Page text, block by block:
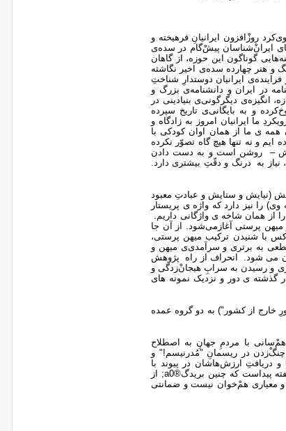
روزْافزون ایرانیانِ فرهیخته و
ایرانْ‌شناسان پیشْ‌گام در سده‌ی
گوناگون این حوزه، از گاهان
و هنر چهارده سده‌ی اخیر نگاشته
ایرانیان دوستدارِ شناختِ
در ایران و دانشنامه‌ی بزرگ و
دیگرگونی‌ی بنیادینی در
و به بایگانی‌ی تاریخ سپرده
ما ایرانیان امروز به زادگاه و
ی ما از همان اوان کودکی با
و نه تنها هیچ گاه تصوّر نکرده
و بیش – روشن است و به دست دادن
به درنگ و دقّتِ بیشتری دارد.
(نیایش و ستایش و عبادتِ معبود
نیز دارد که واژه ی پریستار
از همان شاخه ی واژگانی داریم.
پرستی آغازمی‌شود. از آن جا
با شنیدن ترکیب میهن پرستی،
به برتری و سرآمدی‌ی میهن و
می شود. انحراف از راه پژوهش
و رسیدن به سرابِ هیجانْ‌زدگی و
گذشته ی دور و نزدیک نمونه های
خارج از کشور") به دو گروه عمده
با مردمِ جهانِ به اصطلاح
در ریسمانِ "مُدرنیسم!" و
ارزش‌هاشان در پیوند با
فرهنگ امروز و فردامان را بیهوده و نشانه ی واپسْ‌ماندگی می شمارند و گامی هم در این راه برنمی دارند.ناگفته پیداست که چنین بریدگ®a0; از
و معیاری همْ‌خوان نیست و ضمانتی